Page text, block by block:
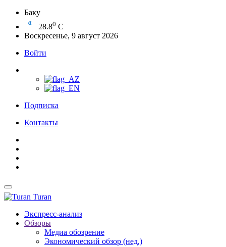
Баку
28.80 C
Воскресенье, 9 август 2026
Войти
Подписка
Контакты
Turan
Экспресс-анализ
Обзоры
Медиа обозрение
Экономический обзор (нед.)